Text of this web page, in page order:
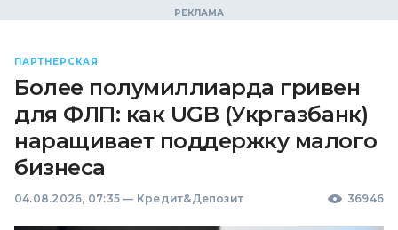
ПАРТНЕРСКАЯ
Более полумиллиарда гривен
для ФЛП: как UGB (Укргазбанк)
наращивает поддержку малого
бизнеса
04.08.2026, 07:35 — Кредит&Депозит 36946